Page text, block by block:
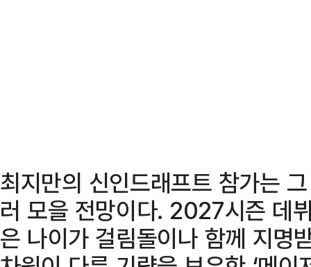
최지만의 신인드래프트 참가는
러 모을 전망이다. 2027시즌 데
은 나이가 걸림돌이나 함께 지명